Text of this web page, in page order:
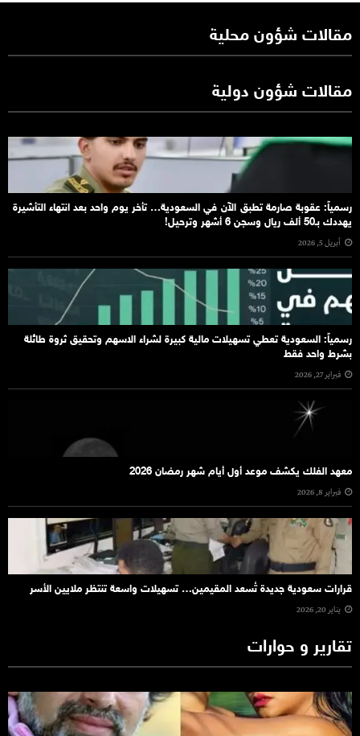
مقالات شؤون محلية
مقالات شؤون دولية
رسمياً: عقوبة صارمة تطبق الآن في السعودية… تأخر يوم واحد بعد انتهاء التأشيرة
يهددك بـ50 ألف ريال وسجن 6 أشهر وترحيل!
أبريل 5, 2026
رسمياً: السعودية تعطي تسهيلات مالية كبيرة لشراء الاسهم وتحقيق ثروة طائلة
بشرط واحد فقط
فبراير 27, 2026
معهد الفلك يكشف موعد أول أيام شهر رمضان 2026
فبراير 8, 2026
قرارات سعودية جديدة تُسعد المقيمين… تسهيلات واسعة تنتظر ملايين الأسر
يناير 20, 2026
تقارير و حوارات